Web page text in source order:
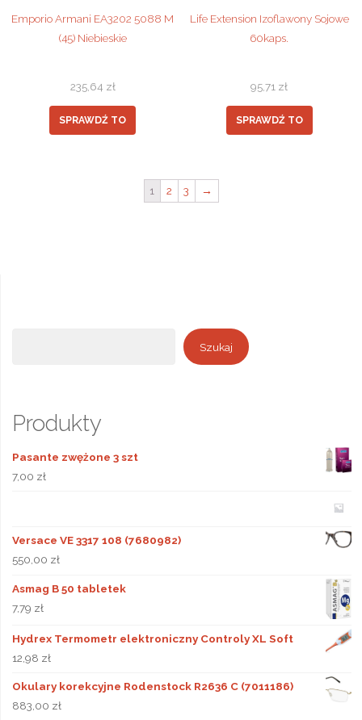
Emporio Armani EA3202 5088 M
(45) Niebieskie
235,64 zł
SPRAWDŹ TO
Life Extension Izoflawony Sojowe
60kaps.
95,71 zł
SPRAWDŹ TO
1 2 3 →
Szukaj
Produkty
Pasante zwężone 3 szt
7,00 zł
Versace VE 3317 108 (7680982)
550,00 zł
Asmag B 50 tabletek
7,79 zł
Hydrex Termometr elektroniczny Controly XL Soft
12,98 zł
Okulary korekcyjne Rodenstock R2636 C (7011186)
883,00 zł